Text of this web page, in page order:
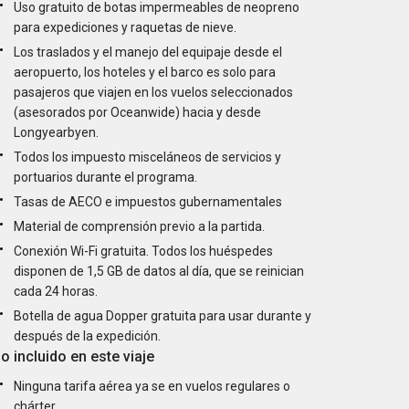
Uso gratuito de botas impermeables de neopreno
para expediciones y raquetas de nieve.
Los traslados y el manejo del equipaje desde el
aeropuerto, los hoteles y el barco es solo para
pasajeros que viajen en los vuelos seleccionados
(asesorados por Oceanwide) hacia y desde
Longyearbyen.
Todos los impuesto misceláneos de servicios y
portuarios durante el programa.
Tasas de AECO e impuestos gubernamentales
Material de comprensión previo a la partida.
Conexión Wi-Fi gratuita. Todos los huéspedes
disponen de 1,5 GB de datos al día, que se reinician
cada 24 horas.
Botella de agua Dopper gratuita para usar durante y
después de la expedición.
incluido en este viaje
Ninguna tarifa aérea ya se en vuelos regulares o